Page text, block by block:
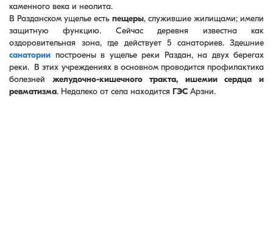
каменного века и неолита.
В Разданском ущелье есть пещеры, служившие жилищами; имели
защитную функцию. Сейчас деревня известна как
оздоровительная зона, где действует 5 санаториев. Здешние
санатории построены в ущелье реки Раздан, на двух берегах
реки. В этих учреждениях в основном проводится профилактика
болезней желудочно-кишечного тракта, ишемии сердца и
ревматизма. Недалеко от села находится ГЭС Арзни.